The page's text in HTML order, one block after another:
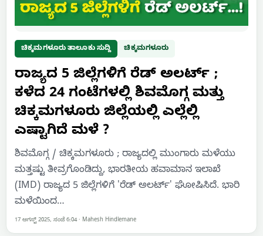
ಚಿಕ್ಕಮಗಳೂರು ತಾಲೂಕು ಸುದ್ದಿ ಚಿಕ್ಕಮಗಳೂರು
ರಾಜ್ಯದ 5 ಜಿಲ್ಲೆಗಳಿಗೆ ರೆಡ್ ಅಲರ್ಟ್ ;
ಕಳೆದ 24 ಗಂಟೆಗಳಲ್ಲಿ ಶಿವಮೊಗ್ಗ ಮತ್ತು
ಚಿಕ್ಕಮಗಳೂರು ಜಿಲ್ಲೆಯಲ್ಲಿ ಎಲ್ಲೆಲ್ಲಿ
ಎಷ್ಟಾಗಿದೆ ಮಳೆ ?
ಶಿವಮೊಗ್ಗ / ಚಿಕ್ಕಮಗಳೂರು ; ರಾಜ್ಯದಲ್ಲಿ ಮುಂಗಾರು ಮಳೆಯು
ಮತ್ತಷ್ಟು ತೀವ್ರಗೊಂಡಿದ್ದು, ಭಾರತೀಯ ಹವಾಮಾನ ಇಲಾಖೆ
(IMD) ರಾಜ್ಯದ 5 ಜಿಲ್ಲೆಗಳಿಗೆ 'ರೆಡ್ ಅಲರ್ಟ್' ಘೋಷಿಸಿದೆ. ಭಾರಿ
ಮಳೆಯಿಂದ…
17 ಆಗಸ್ಟ್ 2025, ಸಂಜೆ 6:04· Mahesh Hindlemane